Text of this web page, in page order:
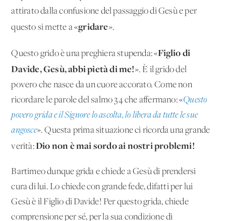
attirato dalla confusione del passaggio di Gesù e per
questo si mette a «gridare».
Questo grido è una preghiera stupenda: «Figlio di
Davide, Gesù, abbi pietà di me!». È il grido del
povero che nasce da un cuore accorato. Come non
ricordare le parole del salmo 34 che affermano: «Questo
povero grida e il Signore lo ascolta, lo libera da tutte le sue
angosce». Questa prima situazione ci ricorda una grande
verità:Dio non è mai sordo ai nostri problemi!
Bartimeo dunque grida e chiede a Gesù di prendersi
cura di lui. Lo chiede con grande fede, difatti per lui
Gesù è il Figlio di Davide! Per questo grida, chiede
comprensione per sé, per la sua condizione di